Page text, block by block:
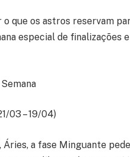
o que os astros reservam
especial de finalizações
03 – 19/04)
Áries, a fase Minguante